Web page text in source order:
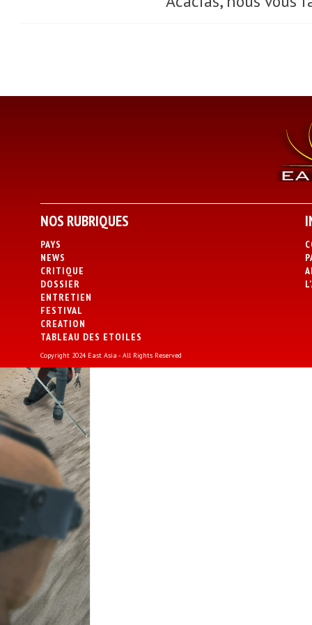
NOS RUBRIQUES
PAYS
NEWS
CRITIQUE
DOSSIER
ENTRETIEN
FESTIVAL
CREATION
TABLEAU DES ETOILES
Copyright 2024 East Asia - All Rights Reserved